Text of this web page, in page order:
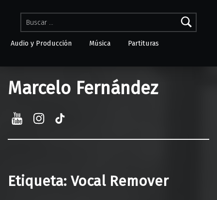
Buscar:
Audio y Producción Música Partituras
Marcelo Fernández
YouTube
Etiqueta: Vocal Remover